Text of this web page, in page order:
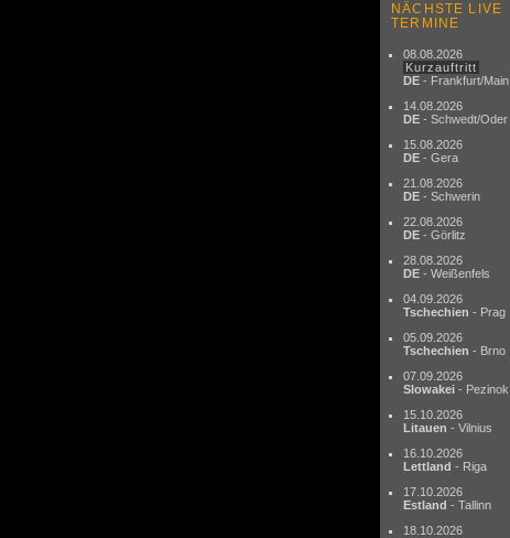
NÄCHSTE LIVE
TERMINE
08.08.2026
Kurzauftritt
DE - Frankfurt/Main
14.08.2026
DE - Schwedt/Oder
15.08.2026
DE - Gera
21.08.2026
DE - Schwerin
22.08.2026
DE - Görlitz
28.08.2026
DE - Weißenfels
04.09.2026
Tschechien - Prag
05.09.2026
Tschechien - Brno
07.09.2026
Slowakei - Pezinok
15.10.2026
Litauen - Vilnius
16.10.2026
Lettland - Riga
17.10.2026
Estland - Tallinn
18.10.2026